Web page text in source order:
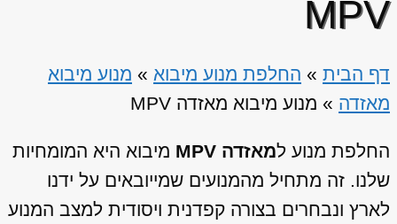
MPV
דף הבית » החלפת מנוע מיבוא » מנוע מיבוא
מאזדה » מנוע מיבוא מאזדה MPV
החלפת מנוע למאזדה MPV
מיבוא היא המומחיות
שלנו. זה מתחיל מהמנועים שמייובאים על ידנו
לארץ ונבחרים בצורה קפדנית ויסודית למצב המנוע